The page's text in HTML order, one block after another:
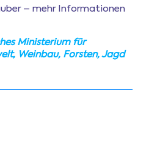
– mehr Informationen
Ministerium für
Weinbau, Forsten, Jagd